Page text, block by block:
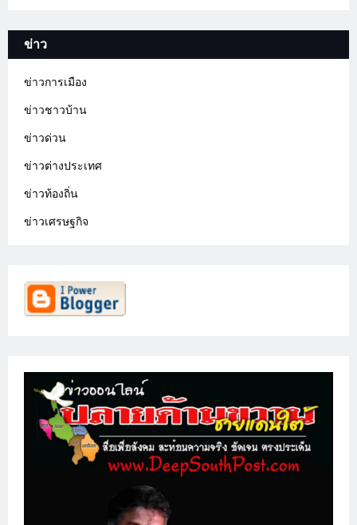
ข่าว
ข่าวการเมือง
ข่าวชาวบ้าน
ข่าวด่วน
ข่าวต่างประเทศ
ข่าวท้องถิ่น
ข่าวเศรษฐกิจ